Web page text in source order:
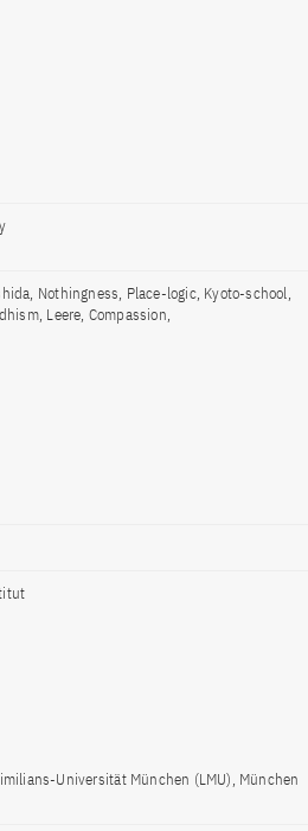
Nothingness, Place-logic, Kyoto-school,
Leere, Compassion,
Universität München (LMU), München